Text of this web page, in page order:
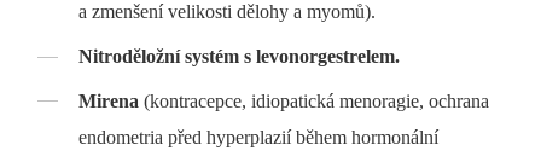
a zmenšení velikosti dělohy a myomů).
Nitroděložní systém s levonorgestrelem.
Mirena (kontracepce, idiopatická menoragie, ochrana
endometria před hyperplazií během hormonální